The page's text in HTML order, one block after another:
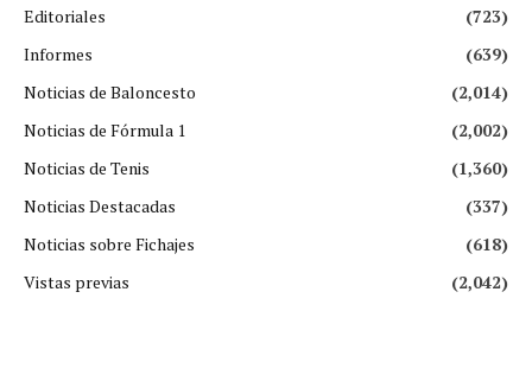
Editoriales
(723)
Informes
(639)
Noticias de Baloncesto
(2,014)
Noticias de Fórmula 1
(2,002)
Noticias de Tenis
(1,360)
Noticias Destacadas
(337)
Noticias sobre Fichajes
(618)
Vistas previas
(2,042)